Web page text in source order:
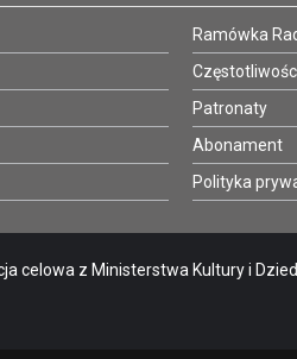
Ramówka
Patronaty
Abonament
Polityka
celowa z Ministerstwa Kultury i